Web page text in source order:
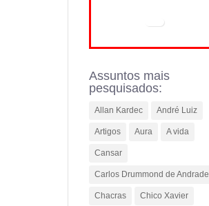
Assuntos mais
pesquisados:
Allan Kardec André Luiz
Artigos Aura A vida
Cansar
Carlos Drummond de Andrade
Chacras Chico Xavier